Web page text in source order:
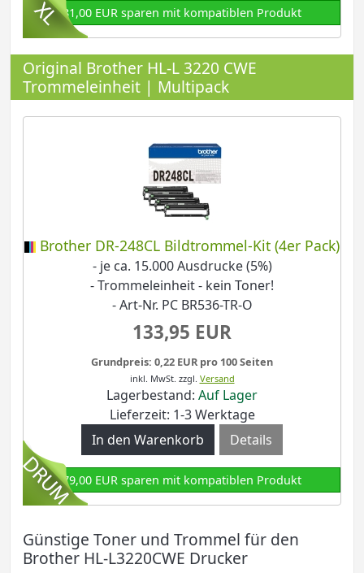
81,00 EUR sparen mit kompatiblen Produkt
Original Brother HL-L 3220 CWE
Trommeleinheit | Multipack
Brother DR-248CL Bildtrommel-Kit (4er Pack)
- je ca. 15.000 Ausdrucke (5%)
- Trommeleinheit - kein Toner!
- Art-Nr. PC BR536-TR-O
133,95 EUR
Grundpreis: 0,22 EUR pro 100 Seiten
inkl. MwSt. zzgl. Versand
Lagerbestand: Auf Lager
Lieferzeit: 1-3 Werktage
Details
79,00 EUR sparen mit kompatiblen Produkt
Günstige Toner und Trommel für den
Brother HL-L3220CWE Drucker